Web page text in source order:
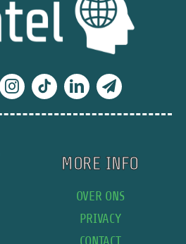
baseert
MORE INFO
OVER ONS
PRIVACY